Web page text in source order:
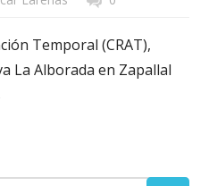
Temporal (CRAT),
La Alborada en Zapallal